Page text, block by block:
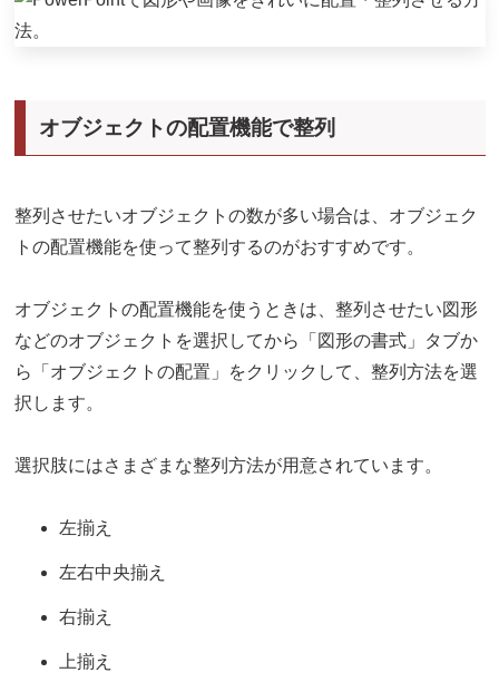
オブジェクトの配置機能で整列
整列させたいオブジェクトの数が多い場合は、オブジェク
トの配置機能を使って整列するのがおすすめです。
オブジェクトの配置機能を使うときは、整列させたい図形
などのオブジェクトを選択してから「図形の書式」タブか
ら「オブジェクトの配置」をクリックして、整列方法を選
択します。
選択肢にはさまざまな整列方法が用意されています。
左揃え
左右中央揃え
右揃え
上揃え